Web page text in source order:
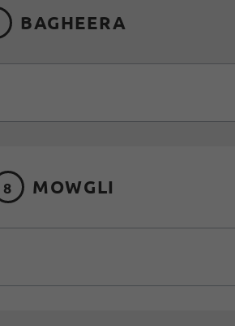
BAGHEERA
8 MOWGLI